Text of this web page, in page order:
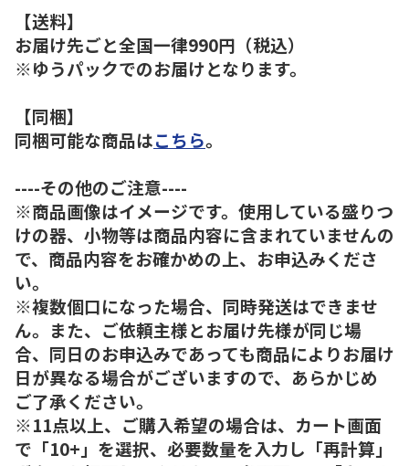
【送料】
お届け先ごと全国一律990円（税込）
※ゆうパックでのお届けとなります。
【同梱】
同梱可能な商品はこちら。
----その他のご注意----
※商品画像はイメージです。使用している盛りつ
けの器、小物等は商品内容に含まれていませんの
で、商品内容をお確かめの上、お申込みくださ
い。
※複数個口になった場合、同時発送はできませ
ん。また、ご依頼主様とお届け先様が同じ場
合、同日のお申込みであっても商品によりお届け
日が異なる場合がございますので、あらかじめ
ご了承ください。
※11点以上、ご購入希望の場合は、カート画面
で「10+」を選択、必要数量を入力し「再計算」